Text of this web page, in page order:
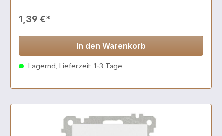
1,39 €*
In den Warenkorb
Lagernd, Lieferzeit: 1-3 Tage